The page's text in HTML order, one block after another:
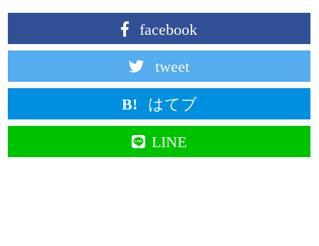
facebook
tweet
はてブ
LINE